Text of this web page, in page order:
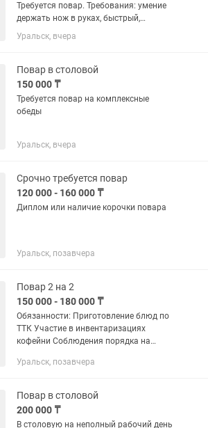
Требуется повар. Требования: умение
держать нож в руках, быстрый,
шустрый, чистоплотный, готовый
набираться опыта. График: 2/2 с 09:00
встрече.
Уральск, вчера
Повар в столовой
150 000 ₸
Требуется повар на комплексные
обеды
Уральск, вчера
Срочно требуется повар
120 000 - 160 000 ₸
Диплом или наличие корочки повара
Уральск, позавчера
Повар 2 на 2
150 000 - 180 000 ₸
Обязанности: Приготовление блюд по
ТТК Участие в инвентаризациях
кофейни Соблюдения порядка на
что-то не знаете, но подойдете нам по
Уральск, позавчера
Повар в столовой
200 000 ₸
В столовую на неполный рабочий день